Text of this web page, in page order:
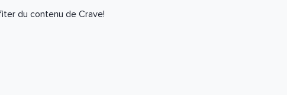
du contenu de Crave!